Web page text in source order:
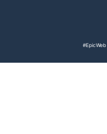
#EpicWeb